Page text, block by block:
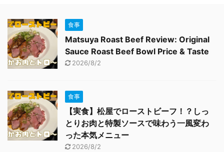
食事
Matsuya Roast Beef Review: Original
Sauce Roast Beef Bowl Price & Taste
2026/8/2
食事
【実食】松屋でローストビーフ！？しっ
とりお肉と特製ソースで味わう一風変わ
った本気メニュー
2026/8/2